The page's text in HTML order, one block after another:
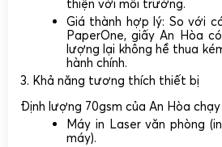
thiện với môi trường.
Giá thành hợp lý: So với
PaperOne, giấy An Hòa
lượng lại không hề thua
hành chính.
3. Khả năng tương thích thiết bị
Định lượng 70gsm của An Hòa
Máy in Laser văn phòng
máy).